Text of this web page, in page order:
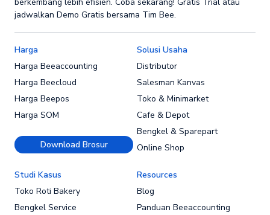
jadwalkan Demo Gratis bersama Tim Bee.
Harga
Harga Beeaccounting
Harga Beecloud
Harga Beepos
Harga SOM
Download Brosur
Solusi Usaha
Distributor
Salesman Kanvas
Toko & Minimarket
Cafe & Depot
Bengkel & Sparepart
Online Shop
Studi Kasus
Toko Roti Bakery
Bengkel Service
Resources
Blog
Panduan Beeaccounting